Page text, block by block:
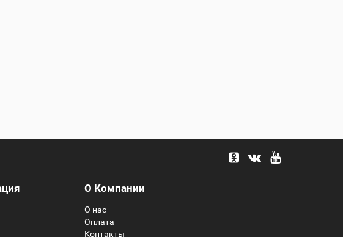
О Компании
О нас
Оплата
Контакты